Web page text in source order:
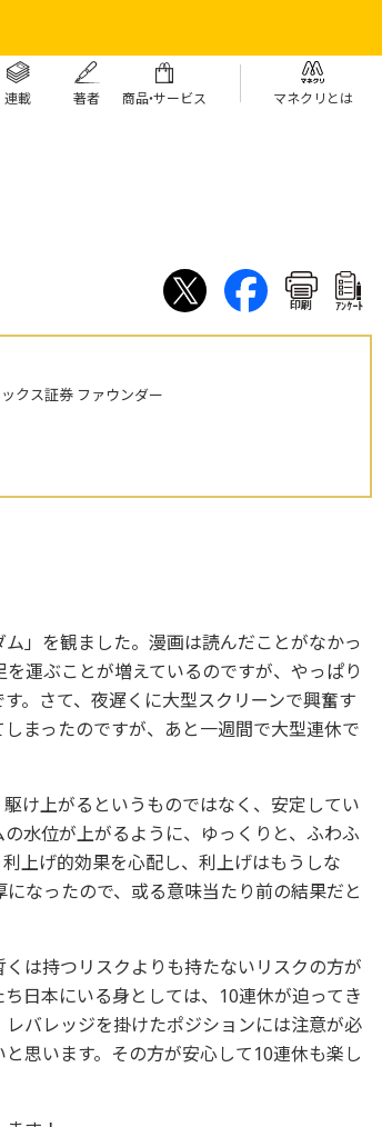
連載 著者 商品・サービス マネクリとは
印刷 ｱﾝｹｰﾄ
クス証券 ファウンダー
」を観ました。漫画は読んだことがなかっ
運ぶことが増えているのですが、やっぱり
。さて、夜遅くに大型スクリーンで興奮す
まったのですが、あと一週間で大型連休で
け上がるというものではなく、安定してい
水位が上がるように、ゆっくりと、ふわふ
上げ的効果を心配し、利上げはもうしな
なったので、或る意味当たり前の結果だと
は持つリスクよりも持たないリスクの方が
日本にいる身としては、10連休が迫ってき
バレッジを掛けたポジションには注意が必
思います。その方が安心して10連休も楽し